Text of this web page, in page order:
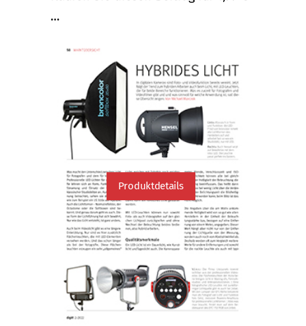
…
Produktdetails